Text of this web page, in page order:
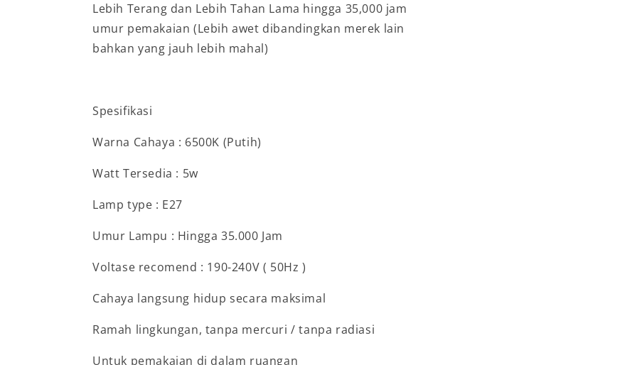
Lebih Terang dan Lebih Tahan Lama hingga 35,000 jam
umur pemakaian (Lebih awet dibandingkan merek lain
bahkan yang jauh lebih mahal)
Spesifikasi
Warna Cahaya : 6500K (Putih)
Watt Tersedia : 5w
Lamp type : E27
Umur Lampu : Hingga 35.000 Jam
Voltase recomend : 190-240V ( 50Hz )
Cahaya langsung hidup secara maksimal
Ramah lingkungan, tanpa mercuri / tanpa radiasi
Untuk pemakaian di dalam ruangan